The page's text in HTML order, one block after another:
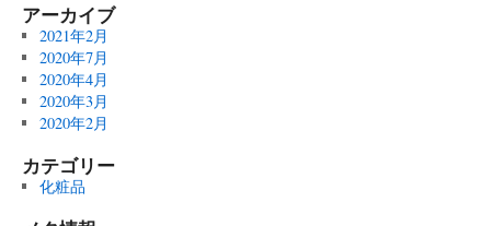
アーカイブ
2021年2月
2020年7月
2020年4月
2020年3月
2020年2月
カテゴリー
化粧品